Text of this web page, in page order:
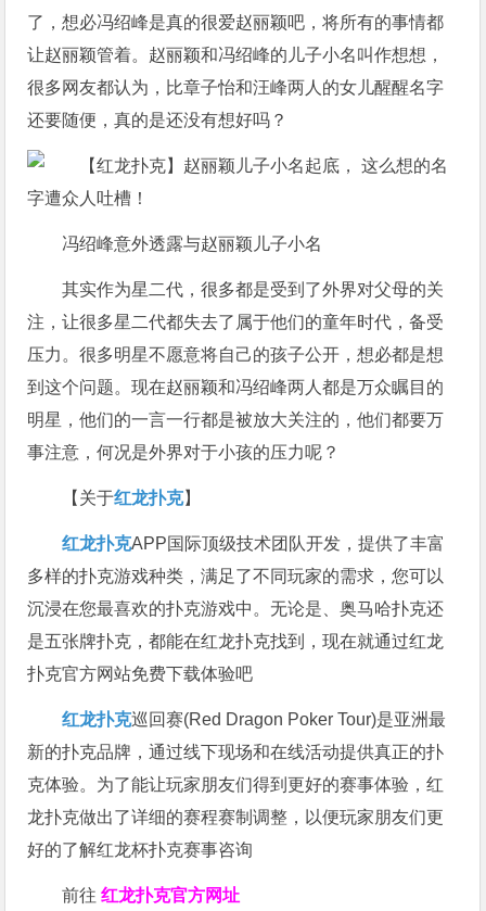
了，想必冯绍峰是真的很爱赵丽颖吧，将所有的事情都
让赵丽颖管着。赵丽颖和冯绍峰的儿子小名叫作想想，
很多网友都认为，比章子怡和汪峰两人的女儿醒醒名字
还要随便，真的是还没有想好吗？
冯绍峰意外透露与赵丽颖儿子小名
其实作为星二代，很多都是受到了外界对父母的关
注，让很多星二代都失去了属于他们的童年时代，备受
压力。很多明星不愿意将自己的孩子公开，想必都是想
到这个问题。现在赵丽颖和冯绍峰两人都是万众瞩目的
明星，他们的一言一行都是被放大关注的，他们都要万
事注意，何况是外界对于小孩的压力呢？
【关于红龙扑克】
红龙扑克APP国际顶级技术团队开发，提供了丰富
多样的扑克游戏种类，满足了不同玩家的需求，您可以
沉浸在您最喜欢的扑克游戏中。无论是、奥马哈扑克还
是五张牌扑克，都能在红龙扑克找到，现在就通过红龙
扑克官方网站免费下载体验吧
红龙扑克巡回赛​(Red Dragon Poker Tour)是亚洲最
新的扑克品牌，通过线下现场和在线活动提供真正的扑
克体验。为了能让玩家朋友们得到更好的赛事体验，红
龙扑克做出了详细的赛程赛制调整，以便玩家朋友们更
好的了解红龙杯扑克赛事咨询
前往红龙扑克官方网址